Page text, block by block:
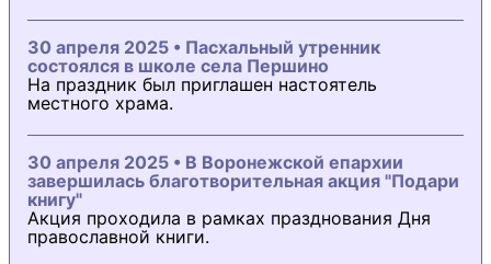
30 апреля 2025 • Пасхальный утренник
состоялся в школе села Першино
На праздник был приглашен настоятель
местного храма.
30 апреля 2025 • В Воронежской епархии
завершилась благотворительная акция "Подари
книгу"
Акция проходила в рамках празднования Дня
православной книги.